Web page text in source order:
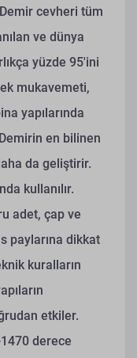
Demir cevheri tüm
ve dünya
yüzde 95'ini
mukavemeti,
yapılarında
en bilinen
da geliştirir.
kullanılır.
adet, çap ve
paylarına dikkat
kuralların
etkiler.
derece